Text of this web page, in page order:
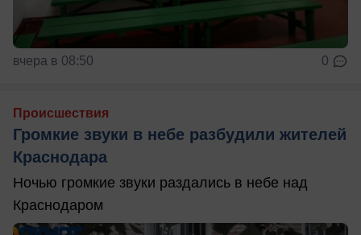
вчера в 08:50 0
Происшествия
Громкие звуки в небе разбудили жителей
Краснодара
Ночью громкие звуки раздались в небе над
Краснодаром